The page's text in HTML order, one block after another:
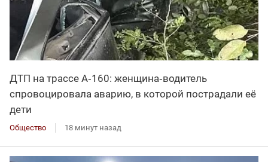
ДТП на трассе А‑160: женщина‑водитель
спровоцировала аварию, в которой пострадали её
дети
Общество 18 минут назад